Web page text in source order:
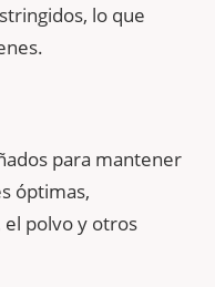
lo que
para mantener
óptimas,
polvo y otros